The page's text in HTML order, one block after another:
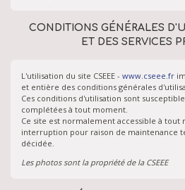
CONDITIONS GÉNÉRALES
ET DES SERVICES
L'utilisation du site CSEEE - www.cseee.fr
et entière des conditions générales
Ces conditions d'utilisation sont
complétées à tout moment.
Ce site est normalement accessible à tout
interruption pour raison de maintenance
décidée.
Les photos sont la propriété de la CSEEE